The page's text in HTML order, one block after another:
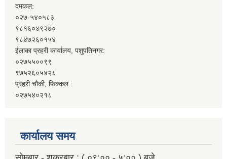
दमकल:
०२७-५४०५८३
९८१६०४९२७०
९८४७२६०१५४
ईलाका प्रहरी कार्यालय, पशुपतिनगर:
०२७५५००९९
९७५२६०५४२८
प्रहरी चौकी, फिक्कल :
०२७५४०२१८
कार्यालय समय